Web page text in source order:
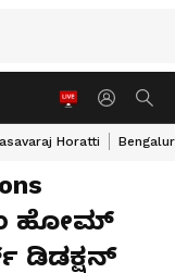
Horatti
ಹೋಮ್
ಡಿಡಕ್ಷನ್